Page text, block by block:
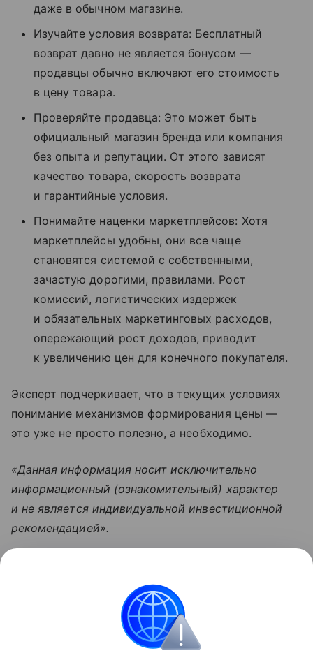
даже в обычном магазине.
Изучайте условия возврата: Бесплатный
возврат давно не является бонусом —
продавцы обычно включают его стоимость
в цену товара.
Проверяйте продавца: Это может быть
официальный магазин бренда или компания
без опыта и репутации. От этого зависят
качество товара, скорость возврата
и гарантийные условия.
Понимайте наценки маркетплейсов: Хотя
маркетплейсы удобны, они все чаще
становятся системой с собственными,
зачастую дорогими, правилами. Рост
комиссий, логистических издержек
и обязательных маркетинговых расходов,
опережающий рост доходов, приводит
к увеличению цен для конечного покупателя.
Эксперт подчеркивает, что в текущих условиях
понимание механизмов формирования цены —
это уже не просто полезно, а необходимо.
«Данная информация носит исключительно
информационный (ознакомительный) характер
и не является индивидуальной инвестиционной
рекомендацией».
Акции: их виды и способы
инвестирования
В статье подробно расскажем о том, что такое
акции и как на них можно заработать.